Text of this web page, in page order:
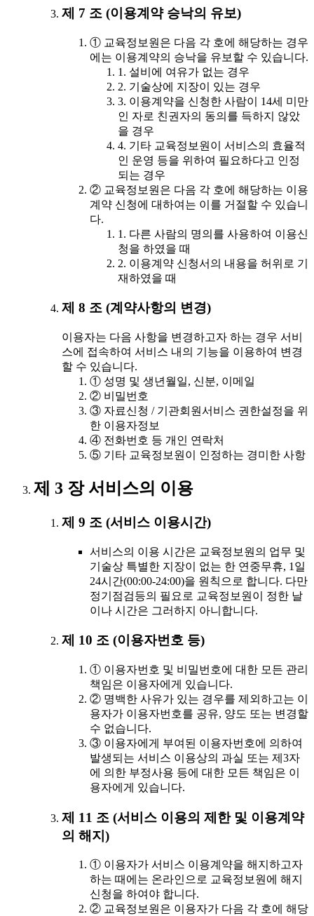
제 7 조 (이용계약 승낙의 유보)
① 교육정보원은 다음 각 호에 해당하는 경우
에는 이용계약의 승낙을 유보할 수 있습니다.
1. 설비에 여유가 없는 경우
2. 기술상에 지장이 있는 경우
3. 이용계약을 신청한 사람이 14세 미만
인 자로 친권자의 동의를 득하지 않았
을 경우
4. 기타 교육정보원이 서비스의 효율적
인 운영 등을 위하여 필요하다고 인정
되는 경우
② 교육정보원은 다음 각 호에 해당하는 이용
계약 신청에 대하여는 이를 거절할 수 있습니
다.
1. 다른 사람의 명의를 사용하여 이용신
청을 하였을 때
2. 이용계약 신청서의 내용을 허위로 기
재하였을 때
제 8 조 (계약사항의 변경)
이용자는 다음 사항을 변경하고자 하는 경우 서비
스에 접속하여 서비스 내의 기능을 이용하여 변경
할 수 있습니다.
① 성명 및 생년월일, 신분, 이메일
② 비밀번호
③ 자료신청 / 기관회원서비스 권한설정을 위
한 이용자정보
④ 전화번호 등 개인 연락처
⑤ 기타 교육정보원이 인정하는 경미한 사항
제 3 장 서비스의 이용
제 9 조 (서비스 이용시간)
서비스의 이용 시간은 교육정보원의 업무 및
기술상 특별한 지장이 없는 한 연중무휴, 1일
24시간(00:00-24:00)을 원칙으로 합니다. 다만
정기점검등의 필요로 교육정보원이 정한 날
이나 시간은 그러하지 아니합니다.
제 10 조 (이용자번호 등)
① 이용자번호 및 비밀번호에 대한 모든 관리
책임은 이용자에게 있습니다.
② 명백한 사유가 있는 경우를 제외하고는 이
용자가 이용자번호를 공유, 양도 또는 변경할
수 없습니다.
③ 이용자에게 부여된 이용자번호에 의하여
발생되는 서비스 이용상의 과실 또는 제3자
에 의한 부정사용 등에 대한 모든 책임은 이
용자에게 있습니다.
제 11 조 (서비스 이용의 제한 및 이용계약
의 해지)
① 이용자가 서비스 이용계약을 해지하고자
하는 때에는 온라인으로 교육정보원에 해지
신청을 하여야 합니다.
② 교육정보원은 이용자가 다음 각 호에 해당